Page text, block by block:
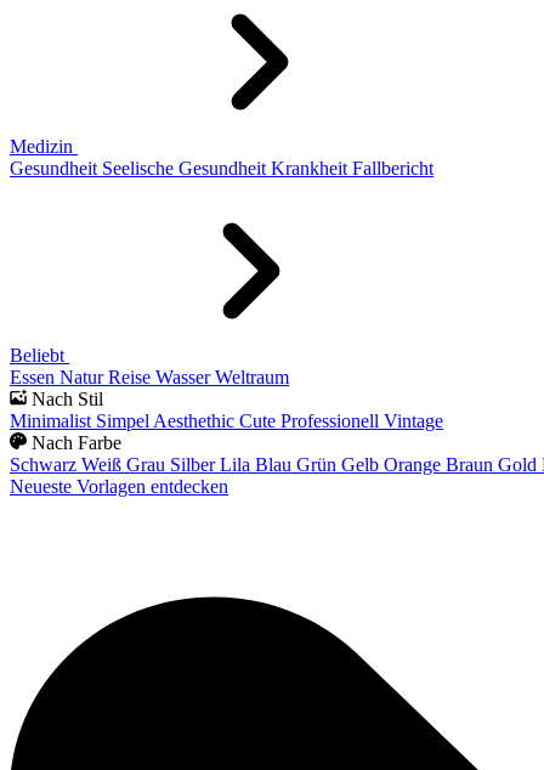
Medizin
Gesundheit Seelische Gesundheit Krankheit Fallbericht
Beliebt
Essen Natur Reise Wasser Weltraum
Nach Stil
Minimalist Simpel Aesthethic Cute Professionell Vintage
Nach Farbe
Schwarz Weiß Grau Silber Lila Blau Grün Gelb Orange Braun Gold
Neueste Vorlagen entdecken